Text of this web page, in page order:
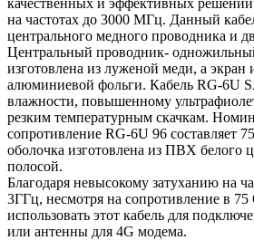
на частотах до 3000 МГц. Данный
центрального медного проводника и
Центральный проводник-
изготовлена из луженой меди, а экран
алюминиевой фольги. Кабель RG-6U
влажности, повышенному
резким температурным скачкам.
сопротивление RG-6U 96 составляет
оболочка изготовлена из ПВХ белого
полосой.
Благодаря невысокому затуханию на
3ГГц, несмотря на сопротивление в
использовать этот кабель для
или антенны для 4G модема.